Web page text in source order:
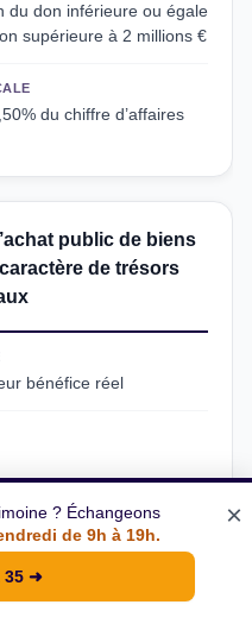
du don inférieure ou égale
supérieure à 2 millions €
du chiffre d’affaires
public de biens
de trésors
bénéfice réel
dû
? Échangeons
de 9h à 19h.
35 ➜
×